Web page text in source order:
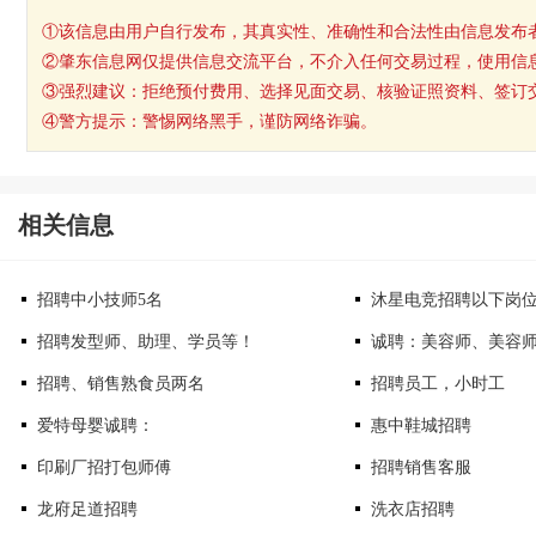
①该信息由用户自行发布，其真实性、准确性和合法性由信息发布
②肇东信息网仅提供信息交流平台，不介入任何交易过程，使用信
③强烈建议：拒绝预付费用、选择见面交易、核验证照资料、签订
④警方提示：警惕网络黑手，谨防网络诈骗。
相关信息
招聘中小技师5名 沐星电竞招聘以下岗
招聘发型师、助理、学员等！ 诚聘：美容师、美容
招聘、销售熟食员两名 招聘员工，小时工
爱特母婴诚聘： 惠中鞋城招聘
印刷厂招打包师傅 招聘销售客服
龙府足道招聘 洗衣店招聘